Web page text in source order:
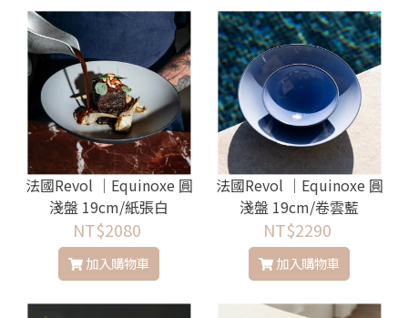
法國Revol │Equinoxe 圓
淺盤 19cm/紙張白
NT$2080
加入購物車
法國Revol │Equinoxe 圓
淺盤 19cm/卷雲藍
NT$2290
加入購物車